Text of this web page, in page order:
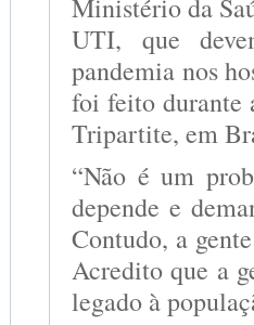
Ministério da
UTI, que
pandemia nos
foi feito durante
Tripartite, em
“Não é um
depende e
Contudo, a
Acredito que a
legado à